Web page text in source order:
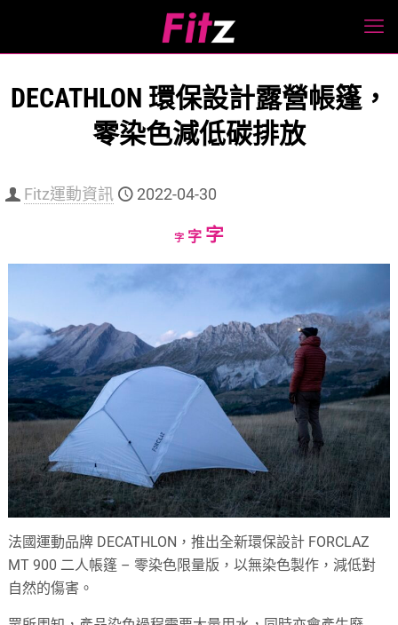
DECATHLON 環保設計露營帳篷，
零染色減低碳排放
Fitz運動資訊 2022-04-30
字Decrease
字Reset
字Increase
法國運動品牌 DECATHLON，推出全新環保設計 FORCLAZ
MT 900 二人帳篷 – 零染色限量版，以無染色製作，減低對
自然的傷害。